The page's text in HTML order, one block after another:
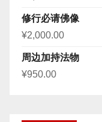
修行必请佛像
¥2,000.00
周边加持法物
¥950.00